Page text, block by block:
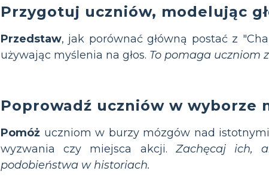
Przygotuj uczniów, modelując
Przedstaw, jak porównać główną postać z
używając myślenia na głos. To pomaga uczniom
Poprowadź uczniów w wyborze
Pomóż uczniom w burzy mózgów nad
wyzwania czy miejsca akcji. Zachęcaj ich,
podobieństwa w historiach.